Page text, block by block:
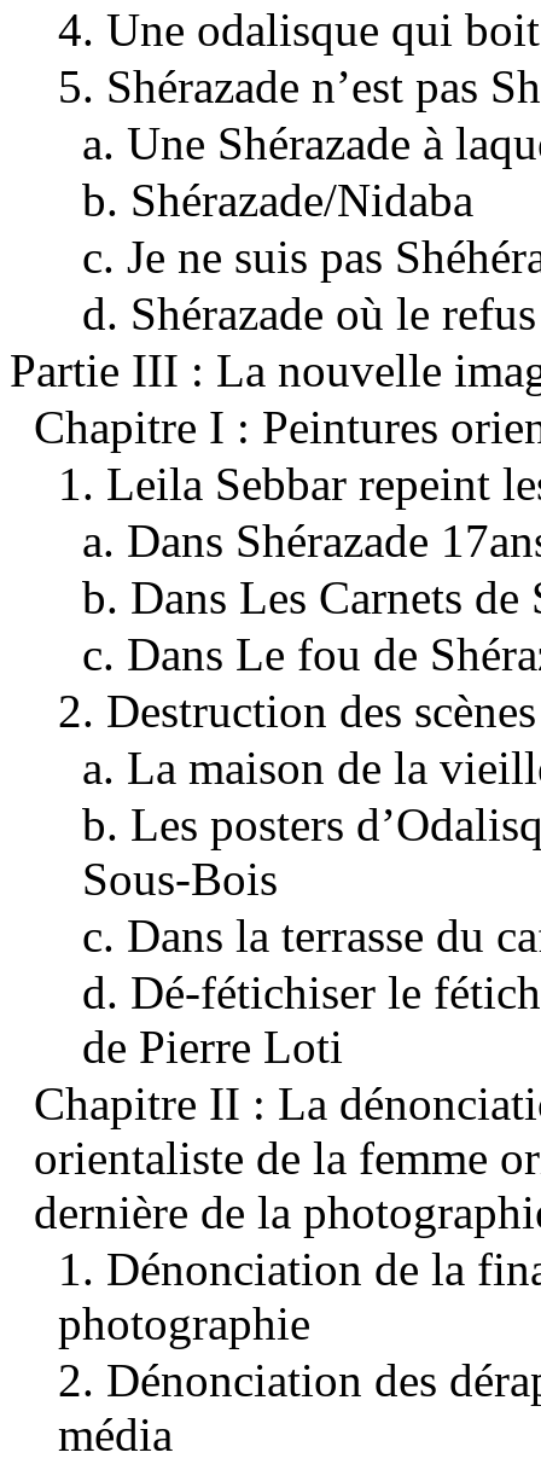
4. Une odalisque qui
5. Shérazade n’est pas
a. Une Shérazade à
b. Shérazade/Nidaba
c. Je ne suis pas
d. Shérazade où le
Partie III : La nouvelle
Chapitre I : Peintures
1. Leila Sebbar repeint
a. Dans Shérazade
b. Dans Les Carnets de
c. Dans Le fou de
2. Destruction des
a. La maison de la
b. Les posters
Sous-Bois
c. Dans la terrasse du
d. Dé-fétichiser le
de Pierre Loti
Chapitre II : La
orientaliste de la femme
dernière de la
1. Dénonciation de la
photographie
2. Dénonciation des
média